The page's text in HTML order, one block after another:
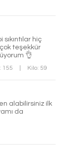
hiç
teşekkür
👌
155 Kilo: 59
alabilirsiniz ilk
da